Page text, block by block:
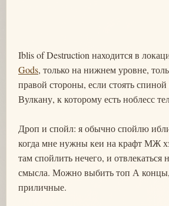
Iblis of Destruction находится в
Gods, только на нижнем уровне,
правой стороны, если стоять
Вулкану, к которому есть ноблесс
Дроп и спойл: я обычно спойлю
когда мне нужны кеи на крафт МЖ
там спойлить нечего, и отвлекаться
смысла. Можно выбить топ А
приличные.